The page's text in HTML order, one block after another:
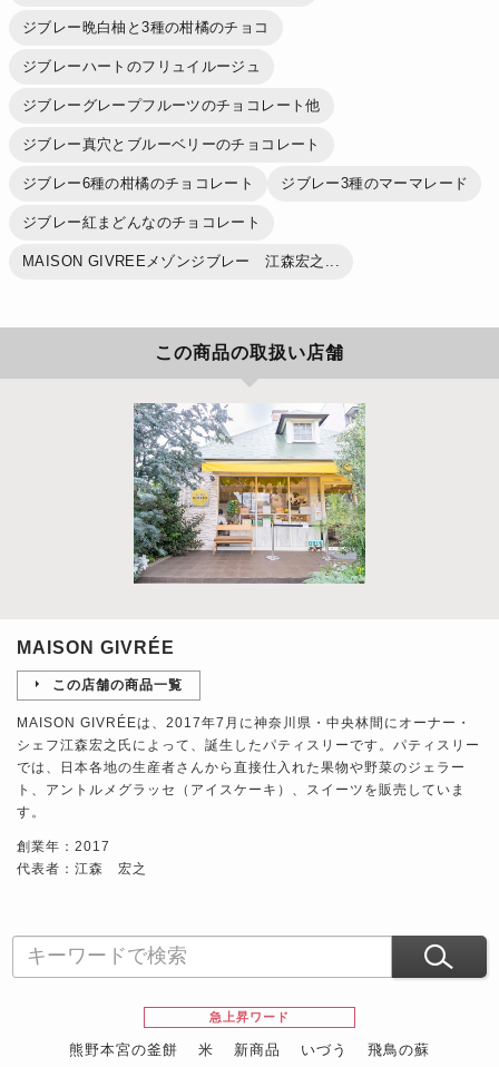
ジブレー晩白柚と3種の柑橘のチョコ
ジブレーハートのフリュイルージュ
ジブレーグレープフルーツのチョコレート他
ジブレー真穴とブルーベリーのチョコレート
ジブレー6種の柑橘のチョコレート ジブレー3種のマーマレード
ジブレー紅まどんなのチョコレート
MAISON GIVREEメゾンジブレー 江森宏之...
この商品の取扱い店舗
MAISON GIVRÉE
この店舗の商品一覧
MAISON GIVRÉEは、2017年7月に神奈川県・中央林間にオーナー・
シェフ江森宏之氏によって、誕生したパティスリーです。パティスリー
では、日本各地の生産者さんから直接仕入れた果物や野菜のジェラー
ト、アントルメグラッセ（アイスケーキ）、スイーツを販売していま
す。
創業年：2017
代表者：江森 宏之
急上昇ワード
熊野本宮の釜餅 米 新商品 いづう
飛鳥の蘇